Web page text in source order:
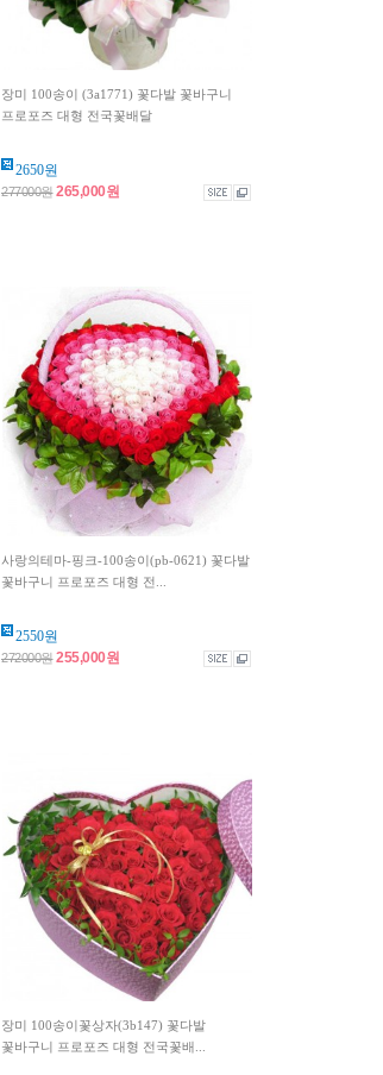
장미 100송이 (3a1771) 꽃다발 꽃바구니
프로포즈 대형 전국꽃배달
2650원
277000원265,000원
사랑의테마-핑크-100송이(pb-0621) 꽃다발
꽃바구니 프로포즈 대형 전...
2550원
272000원255,000원
장미 100송이꽃상자(3b147) 꽃다발
꽃바구니 프로포즈 대형 전국꽃배...